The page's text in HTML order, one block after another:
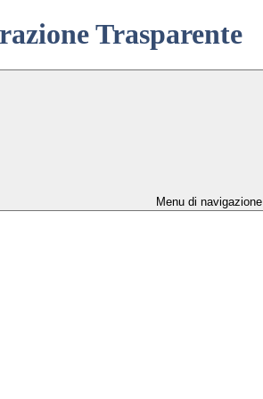
Trasparente
Menu di navigazione